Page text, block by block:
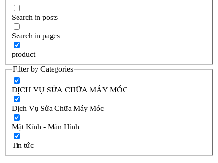
Search in posts
Search in pages
product
Filter by Categories
DỊCH VỤ SỬA CHỮA MÁY MÓC
Dịch Vụ Sửa Chữa Máy Móc
Mặt Kính - Màn Hình
Tin tức